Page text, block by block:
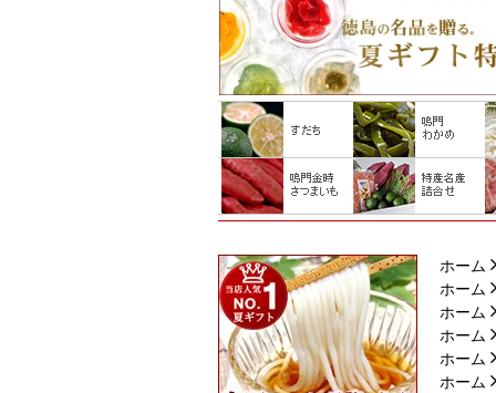
ホーム
ホーム
ホーム
ホーム
ホーム
ホーム